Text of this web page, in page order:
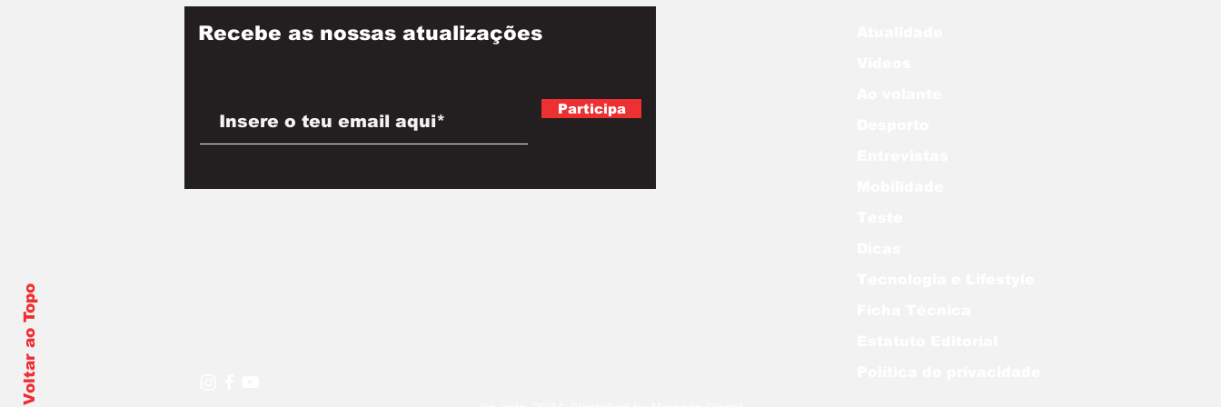
Voltar ao Topo
Recebe as nossas atualizações
Participa